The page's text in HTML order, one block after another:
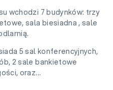
wchodzi 7 budynków: trzy
sala biesiadna , sale
5 sal konferencyjnych,
2 sale bankietowe
oraz...